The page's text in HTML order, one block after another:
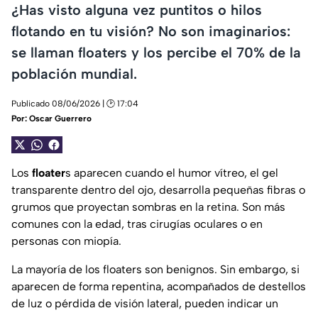
¿Has visto alguna vez puntitos o hilos
flotando en tu visión? No son imaginarios:
se llaman floaters y los percibe el 70% de la
población mundial.
Publicado 08/06/2026 | 🕑 17:04
Por: Oscar Guerrero
Los floaters aparecen cuando el humor vítreo, el gel
transparente dentro del ojo, desarrolla pequeñas fibras o
grumos que proyectan sombras en la retina. Son más
comunes con la edad, tras cirugías oculares o en
personas con miopía.
La mayoría de los floaters son benignos. Sin embargo, si
aparecen de forma repentina, acompañados de destellos
de luz o pérdida de visión lateral, pueden indicar un